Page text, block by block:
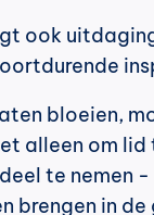
ook
bloeien,
alleen om lid
te nemen -
brengen in de